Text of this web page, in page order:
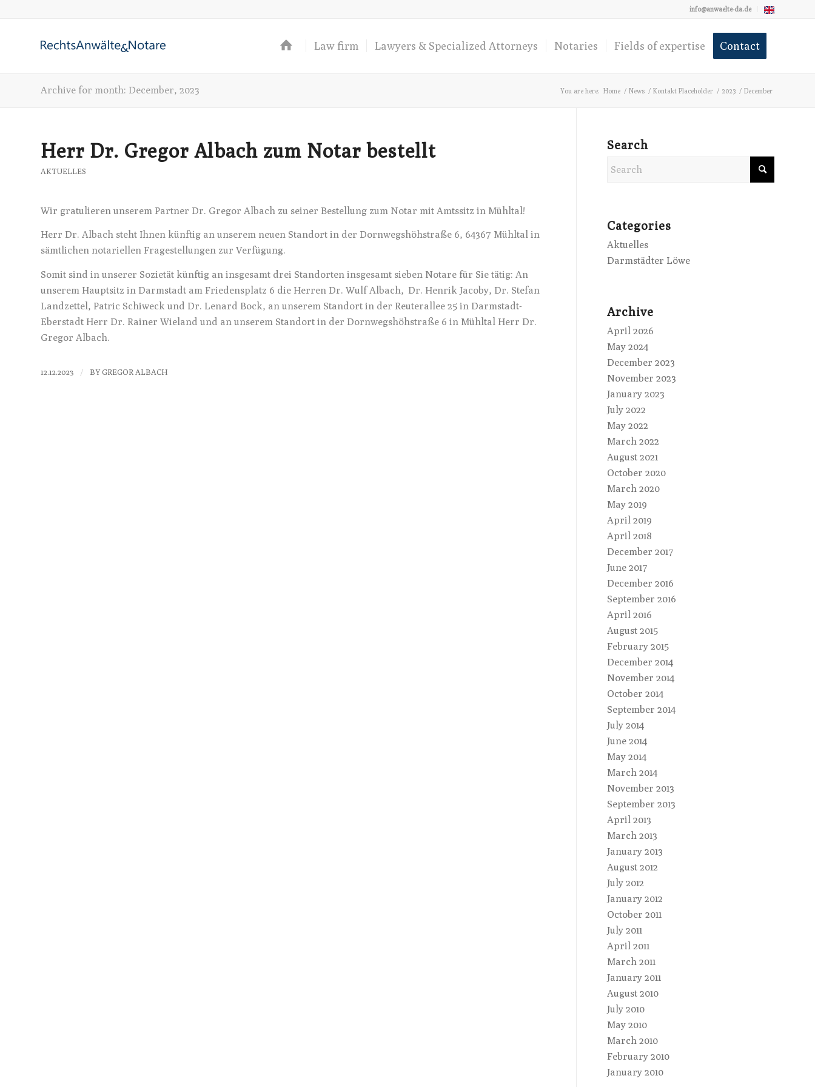
info@anwaelte-da.de
Law firm Lawyers & Specialized Attorneys Notaries Fields of expertise Contact
Archive for month: December, 2023 You are here: Home / News / Kontakt Placeholder / 2023 / December
Herr Dr. Gregor Albach zum Notar bestellt
AKTUELLES
Wir gratulieren unserem Partner Dr. Gregor Albach zu seiner Bestellung zum Notar mit Amtssitz in Mühltal!
Herr Dr. Albach steht Ihnen künftig an unserem neuen Standort in der Dornwegshöhstraße 6, 64367 Mühltal in
sämtlichen notariellen Fragestellungen zur Verfügung.
Somit sind in unserer Sozietät künftig an insgesamt drei Standorten insgesamt sieben Notare für Sie tätig: An
unserem Hauptsitz in Darmstadt am Friedensplatz 6 die Herren Dr. Wulf Albach, Dr. Henrik Jacoby, Dr. Stefan
Landzettel, Patric Schiweck und Dr. Lenard Bock, an unserem Standort in der Reuterallee 25 in Darmstadt-
Eberstadt Herr Dr. Rainer Wieland und an unserem Standort in der Dornwegshöhstraße 6 in Mühltal Herr Dr.
Gregor Albach.
12.12.2023 / BY GREGOR ALBACH
Search
Categories
Aktuelles
Darmstädter Löwe
Archive
April 2026
May 2024
December 2023
November 2023
January 2023
July 2022
May 2022
March 2022
August 2021
October 2020
March 2020
May 2019
April 2019
April 2018
December 2017
June 2017
December 2016
September 2016
April 2016
August 2015
February 2015
December 2014
November 2014
October 2014
September 2014
July 2014
June 2014
May 2014
March 2014
November 2013
September 2013
April 2013
March 2013
January 2013
August 2012
July 2012
January 2012
October 2011
July 2011
April 2011
March 2011
January 2011
August 2010
July 2010
May 2010
March 2010
February 2010
January 2010